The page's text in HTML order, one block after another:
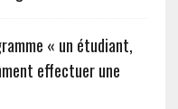
« un étudiant,
effectuer une